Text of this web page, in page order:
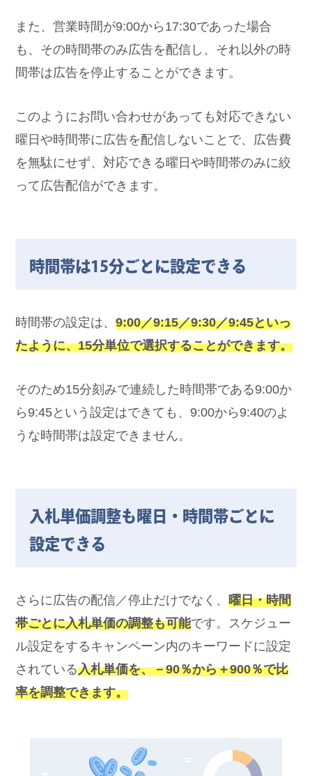
また、営業時間が9:00から17:30であった場合
も、その時間帯のみ広告を配信し、それ以外の時
間帯は広告を停止することができます。
このようにお問い合わせがあっても対応できない
曜日や時間帯に広告を配信しないことで、広告費
を無駄にせず、対応できる曜日や時間帯のみに絞
って広告配信ができます。
時間帯は15分ごとに設定できる
時間帯の設定は、9:00／9:15／9:30／9:45といっ
たように、15分単位で選択することができます。
そのため15分刻みで連続した時間帯である9:00か
ら9:45という設定はできても、9:00から9:40のよ
うな時間帯は設定できません。
入札単価調整も曜日・時間帯ごとに
設定できる
さらに広告の配信／停止だけでなく、曜日・時間
帯ごとに入札単価の調整も可能です。スケジュー
ル設定をするキャンペーン内のキーワードに設定
されている入札単価を、－90％から＋900％で比
率を調整できます。